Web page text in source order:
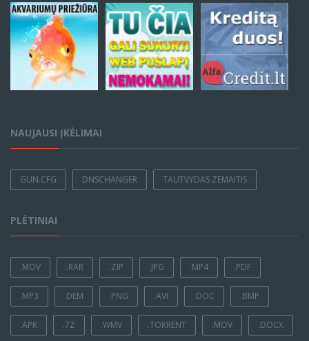
NAUJAUSI ĮKĖLIMAI
GUN.CFG DNSCHANGER TAUTVYDAS ZEMAITIS
PLĖTINIAI
.MOV .RAR .ZIP .JPG .MP4 .PDF
.MP3 .DEM .PNG .AVI .DOC .BMP
.APK .7Z .WMV .TORRENT .MOV .DOCX